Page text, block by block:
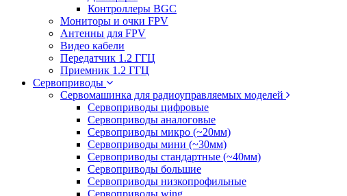
Контроллеры BGC
Мониторы и очки FPV
Антенны для FPV
Видео кабели
Передатчик 1.2 ГГЦ
Приемник 1.2 ГГЦ
Сервоприводы
Сервомашинка для радиоуправляемых моделей
Сервоприводы цифровые
Сервоприводы аналоговые
Сервоприводы микро (~20мм)
Сервоприводы мини (~30мм)
Сервоприводы стандартные (~40мм)
Сервоприводы большие
Сервоприводы низкопрофильные
Сервоприводы wing